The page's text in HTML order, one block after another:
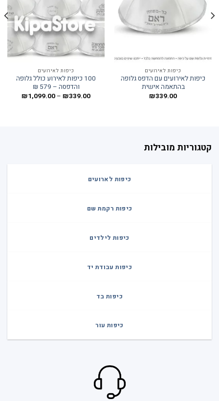
כיפות לאירועים
כיפות לאירועים עם הדפס גלופה
בהתאמה אישית
₪339.00
כיפות לאירועים
100 כיפות לאירוע כולל גלופה
והדפסה – 579 ₪
₪339.00
–
₪1,099.00 טווח
קטגוריות מובילות
כיפות לארועים
כיפות רקמת שם
כיפות לילדים
כיפות עבודת יד
כיפות בד
כיפות עור